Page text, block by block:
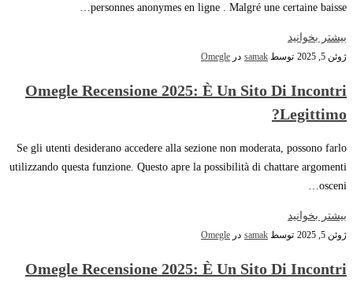
personnes anonymes en ligne . Malgré une certaine baisse…
بیشتر بخوانید
ژوئن 5, 2025 توسط samak در Omegle
Omegle Recensione 2025: È Un Sito Di Incontri
Legittimo?
Se gli utenti desiderano accedere alla sezione non moderata, possono farlo
utilizzando questa funzione. Questo apre la possibilità di chattare argomenti
osceni…
بیشتر بخوانید
ژوئن 5, 2025 توسط samak در Omegle
Omegle Recensione 2025: È Un Sito Di Incontri